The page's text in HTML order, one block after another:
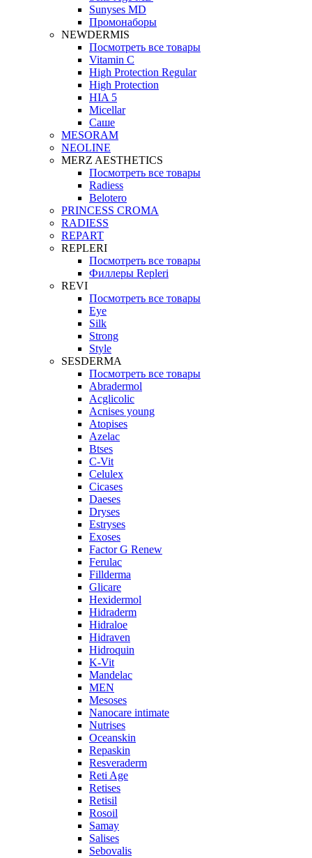
Sunyses MD
Промонаборы
NEWDERMIS
Посмотреть все товары
Vitamin C
High Protection Regular
High Protection
HIA 5
Micellar
Саше
MESORAM
NEOLINE
MERZ AESTHETICS
Посмотреть все товары
Radiess
Belotero
PRINCESS CROMA
RADIESS
REPART
REPLERI
Посмотреть все товары
Филлеры Repleri
REVI
Посмотреть все товары
Eye
Silk
Strong
Style
SESDERMA
Посмотреть все товары
Abradermol
Acglicolic
Acnises young
Atopises
Azelac
Btses
C-Vit
Celulex
Cicases
Daeses
Dryses
Estryses
Exoses
Factor G Renew
Ferulac
Fillderma
Glicare
Hexidermol
Hidraderm
Hidraloe
Hidraven
Hidroquin
K-Vit
Mandelac
MEN
Mesoses
Nanocare intimate
Nutrises
Oceanskin
Repaskin
Resveraderm
Reti Age
Retises
Retisil
Rosoil
Samay
Salises
Sebovalis